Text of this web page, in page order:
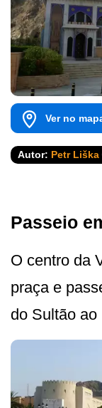
Ver no
Autor: Petr Liška
Passeio
O centro da
praça e
do Sultão